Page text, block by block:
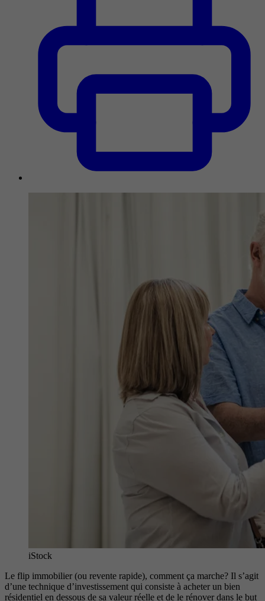
iStock
Le flip immobilier (ou revente rapide), comment ça marche? Il s’agit
d’une technique d’investissement qui consiste à acheter un bien
résidentiel en dessous de sa valeur réelle et de le rénover dans le but